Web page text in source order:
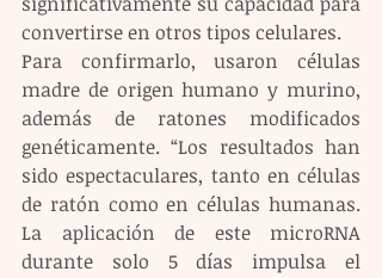
convertirse en otros tipos celulares.
Para confirmarlo, usaron células
madre de origen humano y murino,
además de ratones modificados
genéticamente. “Los resultados han
sido espectaculares, tanto en células
de ratón como en células humanas.
La aplicación de este microRNA
durante solo 5 días impulsa el